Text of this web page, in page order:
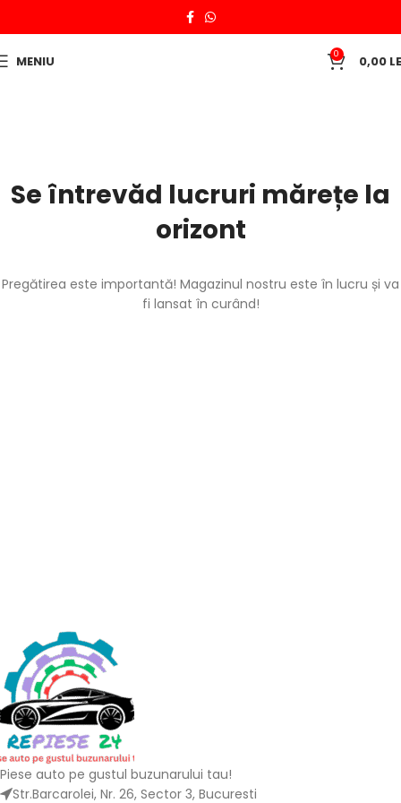
MENIU 0 0,00
Se întrevăd lucruri mărețe la
orizont
Pregătirea este importantă! Magazinul nostru este în lucru și va
fi lansat în curând!
Piese auto pe gustul buzunarului tau!
Str.Barcarolei, Nr. 26, Sector 3, Bucuresti